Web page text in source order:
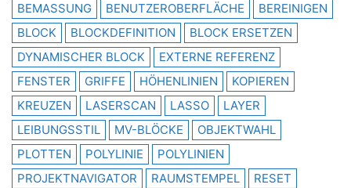
BEMASSUNG
BENUTZEROBERFLÄCHE
BEREINIGEN
BLOCK
BLOCKDEFINITION
BLOCK ERSETZEN
DYNAMISCHER BLOCK
EXTERNE REFERENZ
FENSTER
GRIFFE HÖHENLINIEN
KOPIEREN
KREUZEN
LASERSCAN LASSO
LAYER
LEIBUNGSSTIL
MV-BLÖCKE
OBJEKTWAHL
PLOTTEN
POLYLINIE
POLYLINIEN
PROJEKTNAVIGATOR
RAUMSTEMPEL
RESET